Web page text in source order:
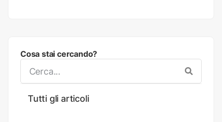
Cosa stai cercando?
Tutti gli articoli